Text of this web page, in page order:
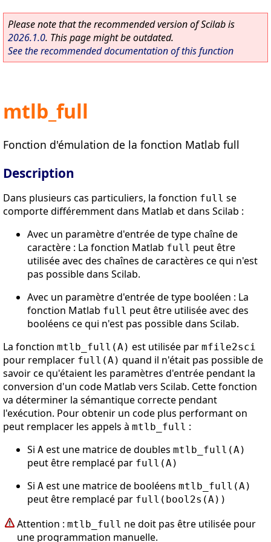
Please note that the recommended version of Scilab is
2026.1.0. This page might be outdated.
See the recommended documentation of this function
mtlb_full
Fonction d'émulation de la fonction Matlab full
Description
Dans plusieurs cas particuliers, la fonction full se
comporte différemment dans Matlab et dans Scilab :
Avec un paramètre d'entrée de type chaîne de
caractère : La fonction Matlab full peut être
utilisée avec des chaînes de caractères ce qui n'est
pas possible dans Scilab.
Avec un paramètre d'entrée de type booléen : La
fonction Matlab full peut être utilisée avec des
booléens ce qui n'est pas possible dans Scilab.
La fonction mtlb_full(A) est utilisée par mfile2sci
pour remplacer full(A) quand il n'était pas possible de
savoir ce qu'étaient les paramètres d'entrée pendant la
conversion d'un code Matlab vers Scilab. Cette fonction
va déterminer la sémantique correcte pendant
l'exécution. Pour obtenir un code plus performant on
peut remplacer les appels à mtlb_full :
Si A est une matrice de doubles mtlb_full(A)
peut être remplacé par full(A)
Si A est une matrice de booléens mtlb_full(A)
peut être remplacé par full(bool2s(A))
Attention : mtlb_full ne doit pas être utilisée pour
une programmation manuelle.